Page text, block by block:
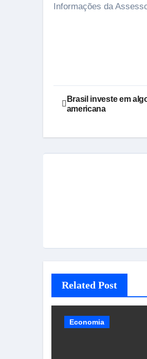
Informações da
Navegação
de
Post
Brasil investe em
americana
Related Post
Economia